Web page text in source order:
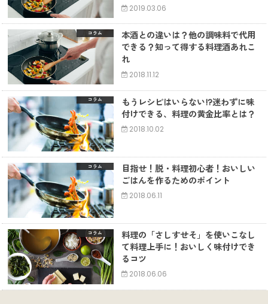
2019.03.06
コラム
本酒との違いは？他の調味料で代用
できる？知って得する料理酒あれこ
れ
2018.11.12
コラム
もうレシピはいらない!?迷わずに味
付けできる、料理の黄金比率とは？
2018.10.02
コラム
目指せ！脱・料理初心者！おいしい
ごはんを作るためのポイント
2018.06.11
コラム
料理の「さしすせそ」を使いこなし
て料理上手に！おいしく味付けでき
るコツ
2018.06.06